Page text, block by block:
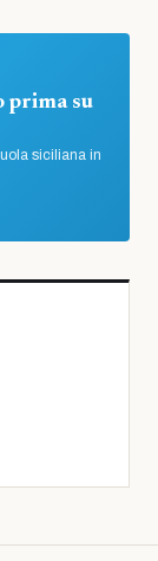
prima su
siciliana in